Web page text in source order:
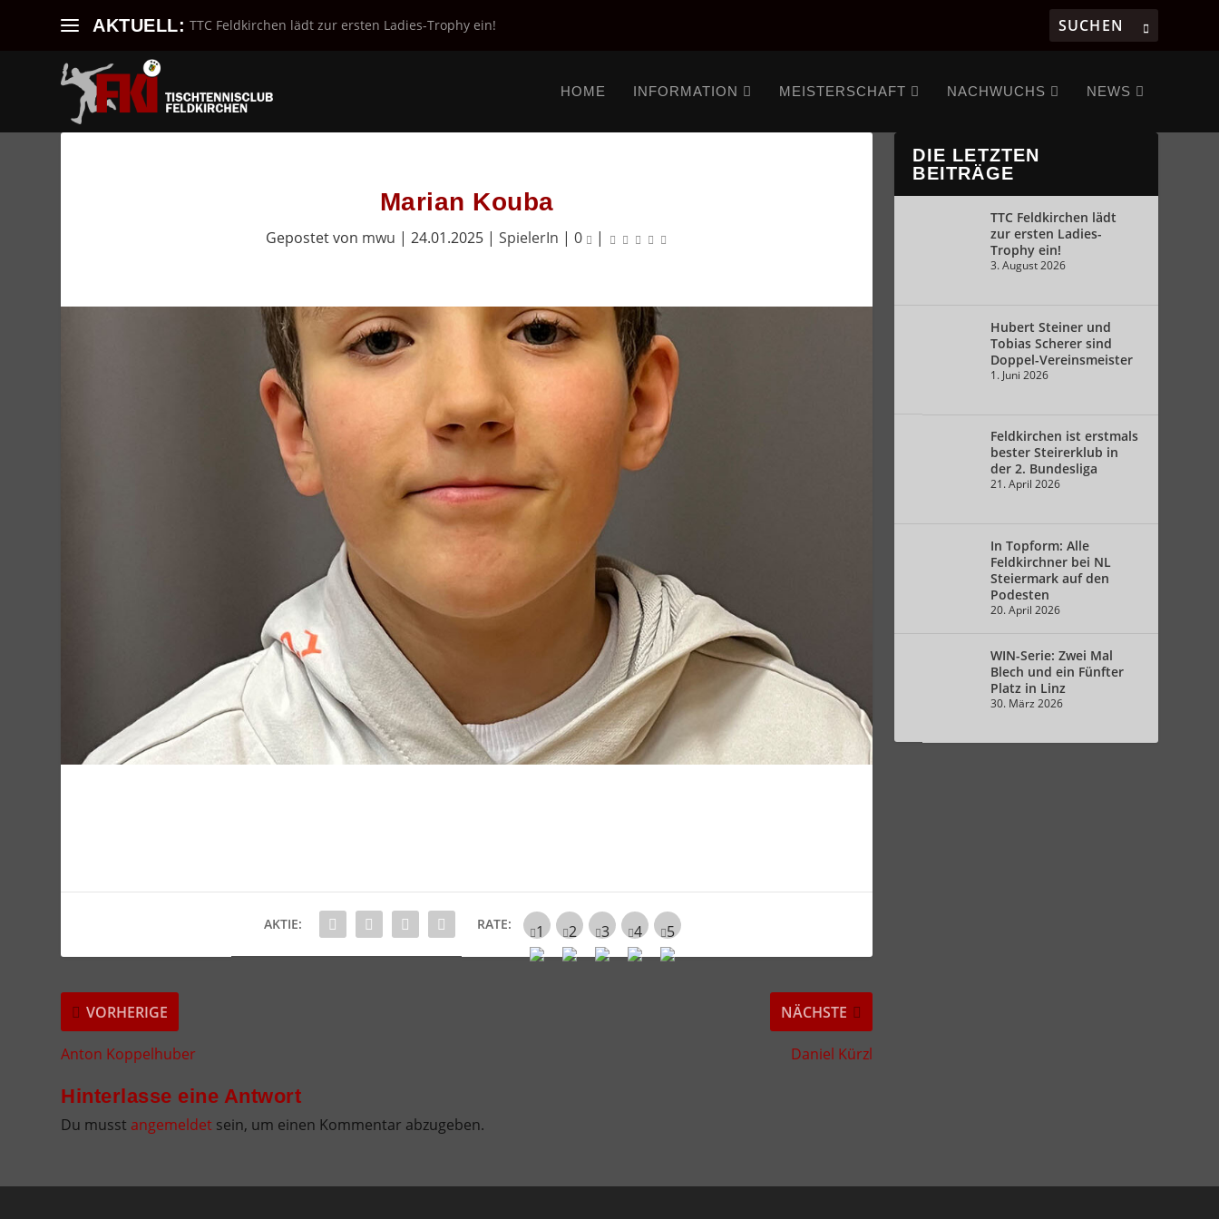
AKTUELL: TTC Feldkirchen lädt zur ersten Ladies-Trophy ein!
HOME INFORMATION MEISTERSCHAFT NACHWUCHS NEWS
Marian Kouba
Gepostet von mwu |24.01.2025 |SpielerIn |0 |
AKTIE: RATE:
VORHERIGE
Anton Koppelhuber
NÄCHSTE
Daniel Kürzl
Hinterlasse eine Antwort
Du musst angemeldet sein, um einen Kommentar abzugeben.
DIE LETZTEN
BEITRÄGE
TTC Feldkirchen lädt
zur ersten Ladies-
Trophy ein!
3. August 2026
Hubert Steiner und
Tobias Scherer sind
Doppel-Vereinsmeister
1. Juni 2026
Feldkirchen ist erstmals
bester Steirerklub in
der 2. Bundesliga
21. April 2026
In Topform: Alle
Feldkirchner bei NL
Steiermark auf den
Podesten
20. April 2026
WIN-Serie: Zwei Mal
Blech und ein Fünfter
Platz in Linz
30. März 2026